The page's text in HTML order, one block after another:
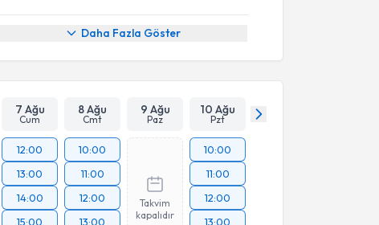
Daha Fazla Göster
7 Ağu
Cum
8 Ağu
Cmt
9 Ağu
Paz
10 Ağu
Pzt
12:00
13:00
14:00
15:00
10:00
11:00
12:00
13:00
Takvim
kapalıdır
10:00
11:00
12:00
13:00